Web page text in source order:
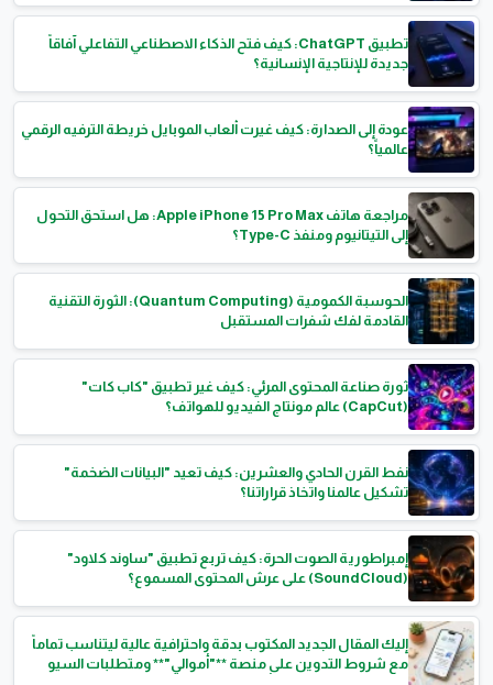
تطبيق ChatGPT: كيف فتح الذكاء الاصطناعي التفاعلي آفاقاً
جديدة للإنتاجية الإنسانية؟
عودة إلى الصدارة: كيف غيرت ألعاب الموبايل خريطة الترفيه الرقمي
عالمياً؟
مراجعة هاتف Apple iPhone 15 Pro Max: هل استحق التحول
إلى التيتانيوم ومنفذ Type-C؟
الحوسبة الكمومية (Quantum Computing): الثورة التقنية
القادمة لفك شفرات المستقبل
ثورة صناعة المحتوى المرئي: كيف غير تطبيق "كاب كات"
(CapCut) عالم مونتاج الفيديو للهواتف؟
نفط القرن الحادي والعشرين: كيف تعيد "البيانات الضخمة"
تشكيل عالمنا واتخاذ قراراتنا؟
إمبراطورية الصوت الحرة: كيف تربع تطبيق "ساوند كلاود"
(SoundCloud) على عرش المحتوى المسموع؟
إليك المقال الجديد المكتوب بدقة واحترافية عالية ليتناسب تماماً
مع شروط التدوين على منصة **"أموالي"** ومتطلبات السيو